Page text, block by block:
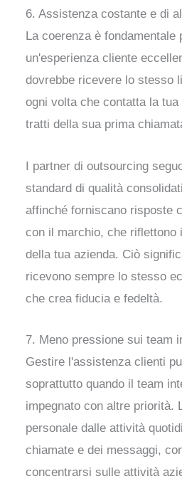
6. Assistenza costante e di
La coerenza è fondamentale
un'esperienza cliente
dovrebbe ricevere lo stesso
ogni volta che contatta la
tratti della sua prima
I partner di outsourcing
standard di qualità
affinché forniscano risposte
con il marchio, che riflettono
della tua azienda. Ciò
ricevono sempre lo stesso
che crea fiducia e fedeltà.
7. Meno pressione sui team
Gestire l'assistenza clienti
soprattutto quando il team
impegnato con altre priorità.
personale dalle attività
chiamate e dei messaggi,
concentrarsi sulle attività